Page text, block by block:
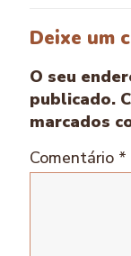
Deixe um
O seu
publicado.
marcados
Comentário *